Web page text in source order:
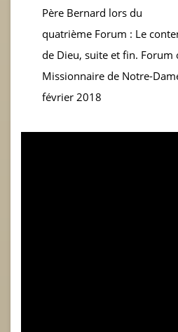
Père Bernard lors du
quatrième Forum : Le
de Dieu, suite et fin. Forum
Missionnaire de Notre-
février 2018